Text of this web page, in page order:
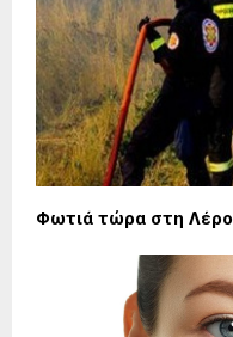
Φωτιά τώρα στη Λέρο